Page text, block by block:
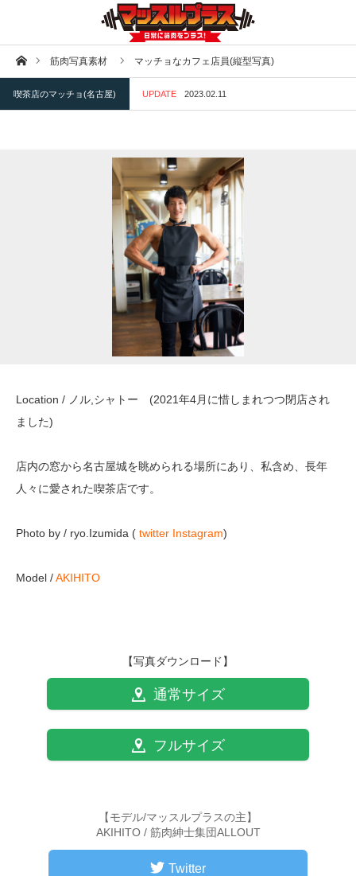
ホーム筋肉写真素材 マッチョなカフェ店員(縦型写真)
喫茶店のマッチョ(名古屋) UPDATE 2023.02.11
Location / ノル,シャトー (2021年4月に惜しまれつつ閉店され
ました)
店内の窓から名古屋城を眺められる場所にあり、私含め、長年
人々に愛された喫茶店です。
Photo by / ryo.Izumida ( twitter Instagram)
Model /AKIHITO
【写真ダウンロード】
通常サイズ
フルサイズ
【モデル/マッスルプラスの主】
AKIHITO / 筋肉紳士集団ALLOUT
Twitter